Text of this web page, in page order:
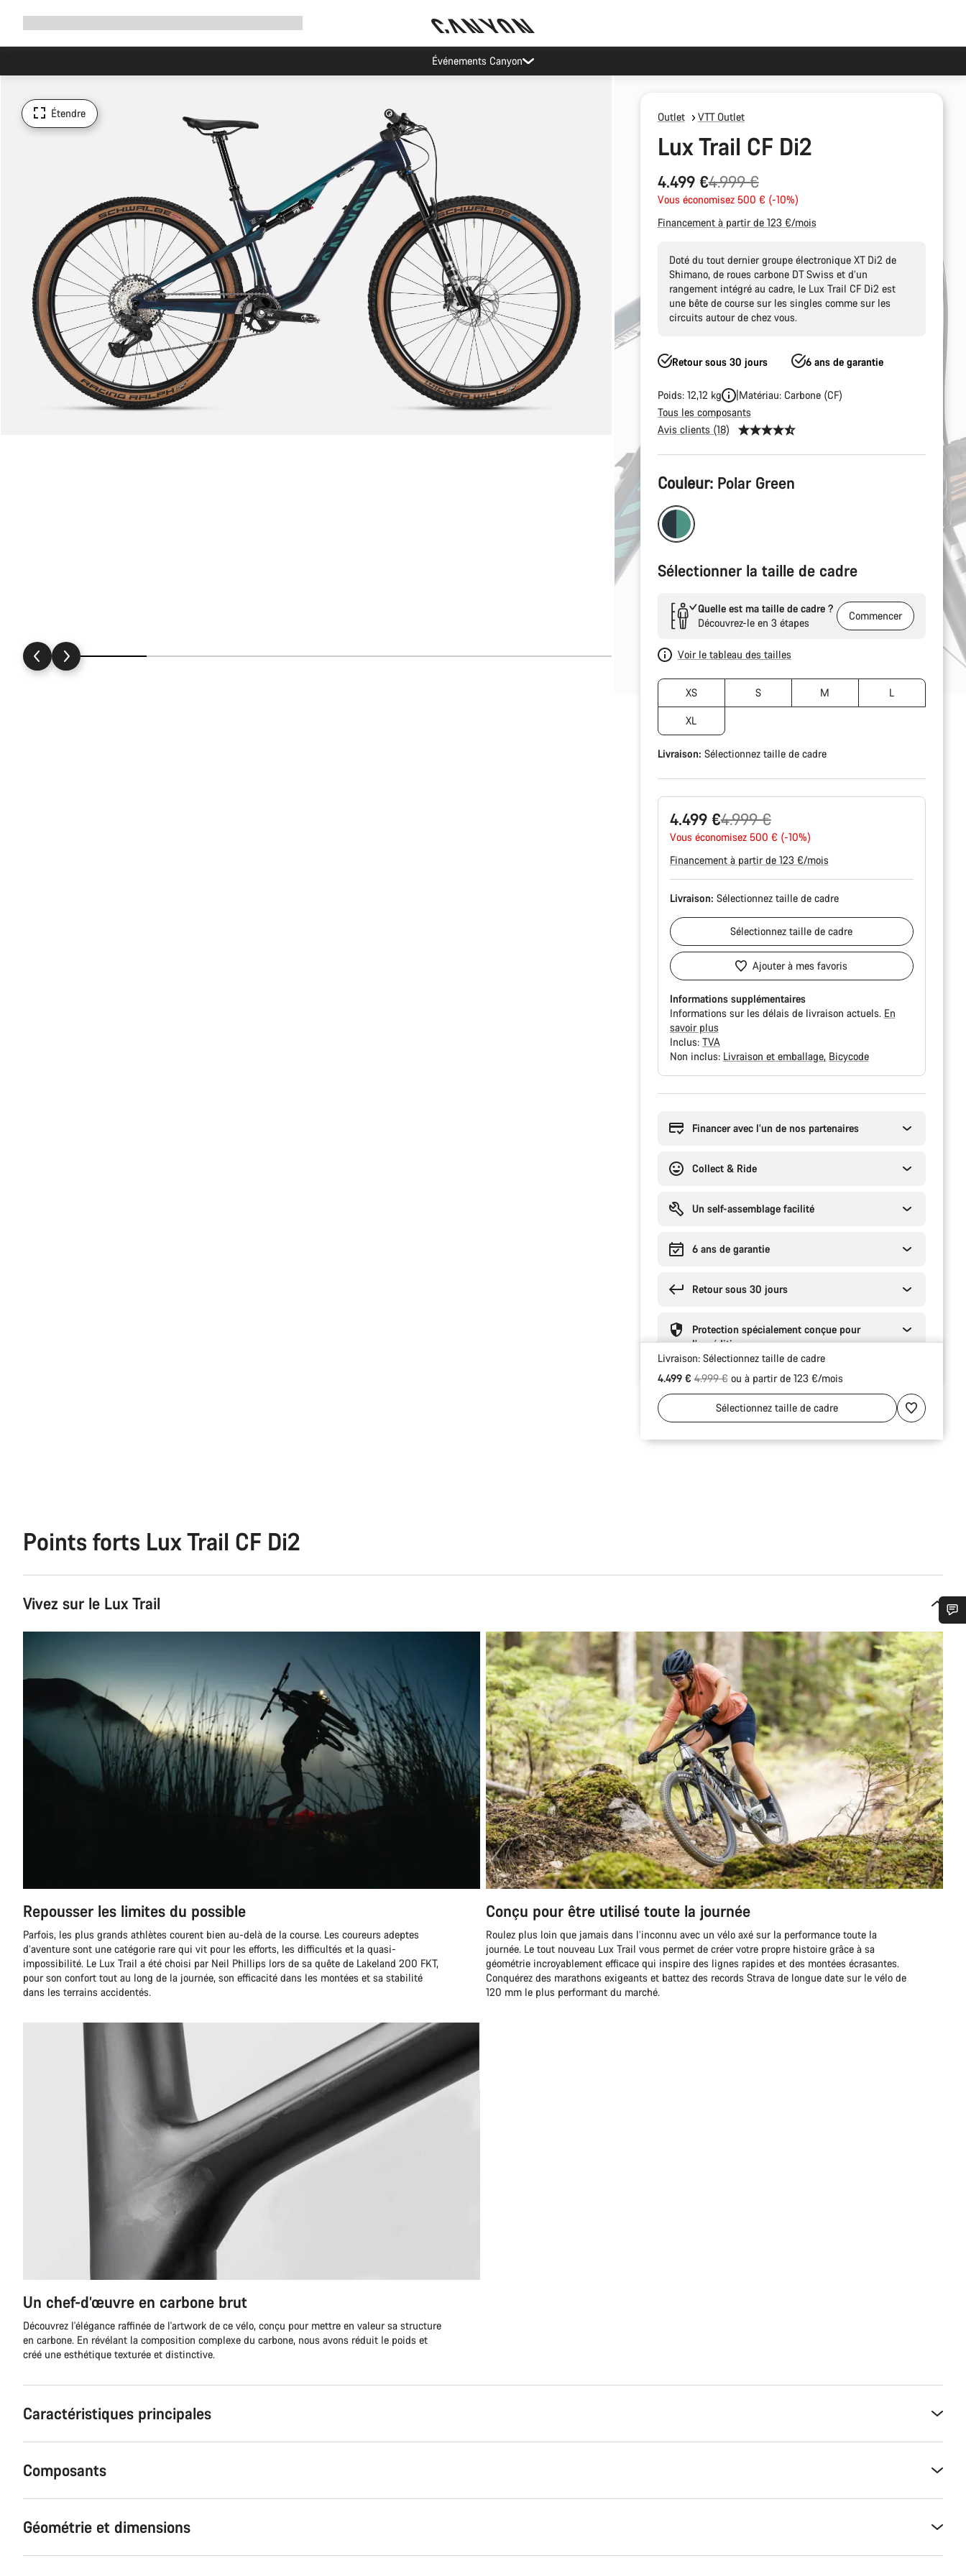
navigation
Événements Canyon
Étendre Outlet VTT Outlet
Lux Trail CF Di2
4.499 €
Prix
d’origine
4.999 €
Vous économisez 500 € (-10%)
Financement à partir de 123 €/mois
Doté du tout dernier groupe électronique XT Di2 de
Shimano, de roues carbone DT Swiss et d’un
rangement intégré au cadre, le Lux Trail CF Di2 est
une bête de course sur les singles comme sur les
circuits autour de chez vous.
Retour sous 30 jours 6 ans de garantie
Poids: 12,12 kg
Matériau: Carbone (CF)
Tous les composants
Avis clients (18)
Configuration
du
produit
Couleur: Polar Green
Sélectionner la taille de cadre
Quelle est ma taille de cadre ?
Découvrez-le en 3 étapes
Commencer
Voir le tableau des tailles
XS S M L
XL
Livraison: Sélectionnez taille de cadre
4.499 €
Prix
d’origine
4.999 €
Vous économisez 500 € (-10%)
Financement à partir de 123 €/mois
Livraison: Sélectionnez taille de cadre
Sélectionneztaille de cadre
Ajouter à mes favoris
Informations supplémentaires
Informations sur les délais de livraison actuels. En
savoir plus
Inclus: TVA
Non inclus: Livraison et emballage Bicycode
Financer avec l’un de nos partenaires
Collect & Ride
Un self-assemblage facilité
6 ans de garantie
Retour sous 30 jours
Protection spécialement conçue pour
l’expédition
Livraison: Sélectionnez taille de cadre
4.499 €Prix ​​d’origine
4.999 €ou à partir de 123 €/mois
Sélectionneztaille de cadre
Points forts Lux Trail CF Di2
Vivez sur le Lux Trail
Repousser les limites du possible
Parfois, les plus grands athlètes courent bien au-delà de la course. Les coureurs adeptes
d’aventure sont une catégorie rare qui vit pour les efforts, les difficultés et la quasi-
impossibilité. Le Lux Trail a été choisi par Neil Phillips lors de sa quête de Lakeland 200 FKT,
pour son confort tout au long de la journée, son efficacité dans les montées et sa stabilité
dans les terrains accidentés.
Conçu pour être utilisé toute la journée
Roulez plus loin que jamais dans l’inconnu avec un vélo axé sur la performance toute la
journée. Le tout nouveau Lux Trail vous permet de créer votre propre histoire grâce à sa
géométrie incroyablement efficace qui inspire des lignes rapides et des montées écrasantes.
Conquérez des marathons exigeants et battez des records Strava de longue date sur le vélo de
120 mm le plus performant du marché.
Un chef-d’œuvre en carbone brut
Découvrez l'élégance raffinée de l'artwork de ce vélo, conçu pour mettre en valeur sa structure
en carbone. En révélant la composition complexe du carbone, nous avons réduit le poids et
créé une esthétique texturée et distinctive.
Caractéristiques principales
Composants
Géométrie et dimensions
Besoin d’aide ?
Nos experts du service client vous attendent pour répondre à vos questions.
Démarrer le Chat
Fermer